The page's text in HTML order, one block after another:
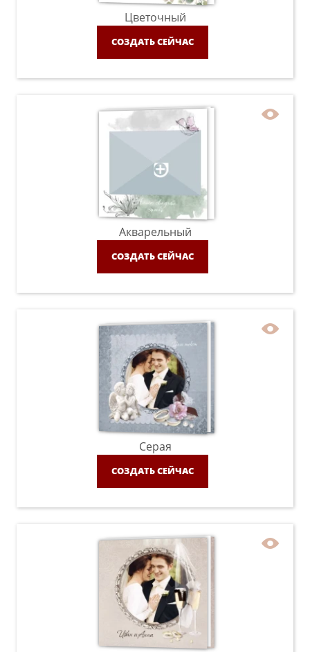
Цветочный
СОЗДАТЬ СЕЙЧАС
Акварельный
СОЗДАТЬ СЕЙЧАС
Серая
СОЗДАТЬ СЕЙЧАС